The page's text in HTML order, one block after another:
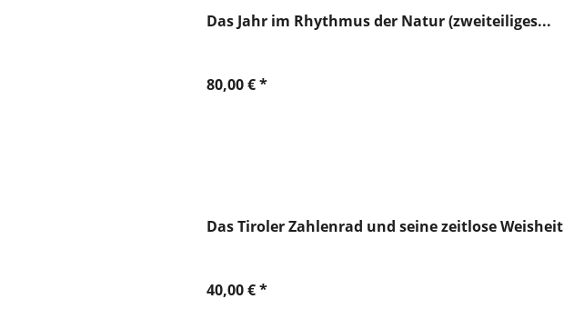
Webinare
Das Jahr im Rhythmus der Natur (zweiteiliges...
80,00 € *
Das Tiroler Zahlenrad und seine zeitlose Weisheit
40,00 € *